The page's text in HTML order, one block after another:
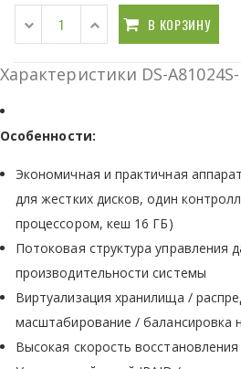
В КОРЗИНУ
Характеристики DS-A81024S-
Особенности:
Экономичная и практичная
для жестких дисков, один
процессором, кеш 16 ГБ)
Потоковая структура управления
производительности системы
Виртуализация хранилища /
масштабирование / балансировка
Высокая скорость